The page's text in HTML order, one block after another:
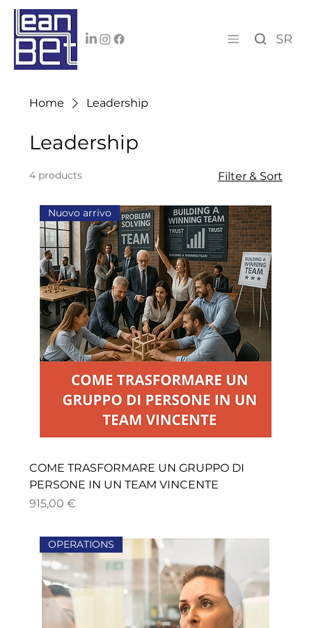
SR
Home Leadership
Leadership
4 products Filter & Sort
Nuovo arrivo
COME TRASFORMARE UN GRUPPO DI
PERSONE IN UN TEAM VINCENTE
Price
915,00 €
OPERATIONS